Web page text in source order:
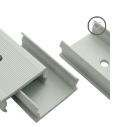
Legg til
i
ønskeliste